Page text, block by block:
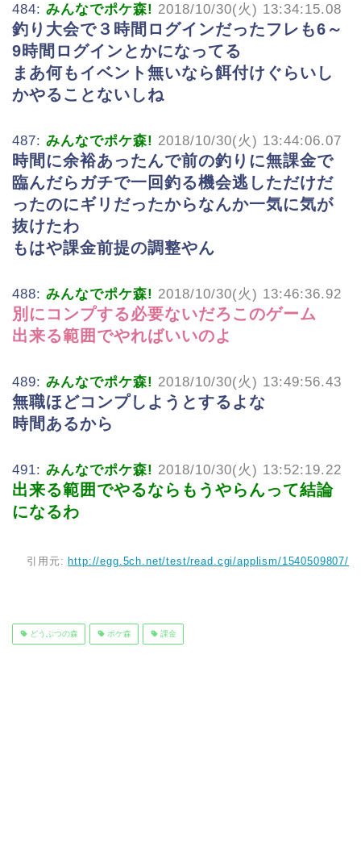
484: みんなでポケ森! 2018/10/30(火) 13:34:15.08
釣り大会で３時間ログインだったフレも6～
9時間ログインとかになってる
まあ何もイベント無いなら餌付けぐらいし
かやることないしね
487: みんなでポケ森! 2018/10/30(火) 13:44:06.07
時間に余裕あったんで前の釣りに無課金で
臨んだらガチで一回釣る機会逃しただけだ
ったのにギリだったからなんか一気に気が
抜けたわ
もはや課金前提の調整やん
488: みんなでポケ森! 2018/10/30(火) 13:46:36.92
別にコンプする必要ないだろこのゲーム
出来る範囲でやればいいのよ
489: みんなでポケ森! 2018/10/30(火) 13:49:56.43
無職ほどコンプしようとするよな
時間あるから
491: みんなでポケ森! 2018/10/30(火) 13:52:19.22
出来る範囲でやるならもうやらんって結論
になるわ
引用元: http://egg.5ch.net/test/read.cgi/applism/1540509807/
どうぶつの森 ポケ森 課金